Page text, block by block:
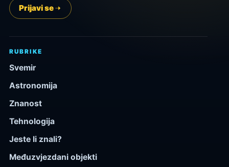
Prijavi se
RUBRIKE
Svemir
Astronomija
Znanost
Tehnologija
Jeste li znali?
Međuzvjezdani objekti